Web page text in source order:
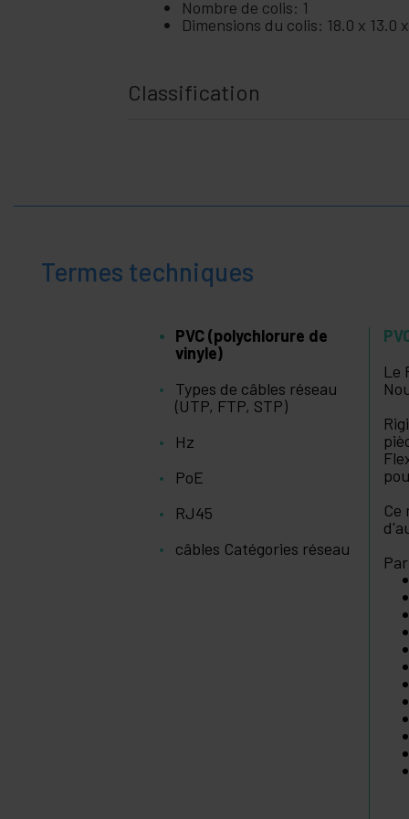
Nombre de colis: 1
Dimensions du colis: 18.0 x 13.0
Classification
Termes techniques
PVC (polychlorure de
vinyle)
Types de câbles réseau
(UTP, FTP, STP)
Hz
PoE
RJ45
câbles Catégories réseau
Le
Ce